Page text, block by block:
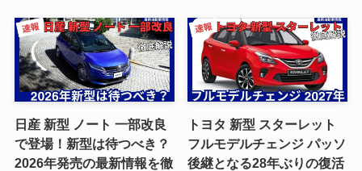
日産 新型 ノート 一部改良
で登場！新型は待つべき？
2026年発売の最新情報を徹
トヨタ 新型 スターレット
フルモデルチェンジ パッソ
後継となる28年ぶりの復活